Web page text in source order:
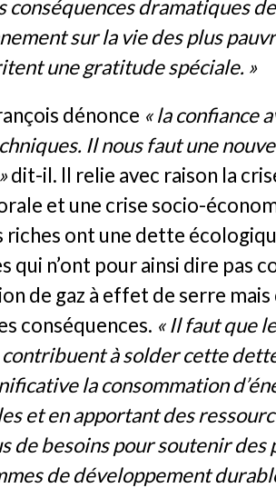
conséquences dramatiques
sur la vie des plus
une gratitude spéciale. »
dénonce « la confiance
Il nous faut une
dit-il. Il relie avec raison la
et une crise socio-
riches ont une dette
qui n’ont pour ainsi dire pas
de gaz à effet de serre
conséquences. « Il faut que
à solder cette
la consommation
et en apportant des
de besoins pour soutenir
de développement